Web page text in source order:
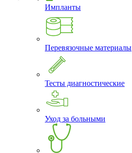
Импланты
Перевязочные материалы
Тесты диагностические
Уход за больными